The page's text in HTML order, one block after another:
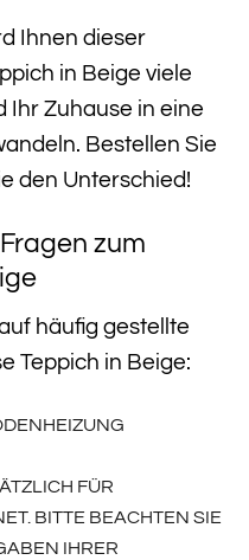
Ihnen dieser
in Beige viele
Ihr Zuhause in eine
Bestellen Sie
den Unterschied!
zum
häufig gestellte
Teppich in Beige:
G
FÜR
BITTE BEACHTEN SIE J
IHRER F